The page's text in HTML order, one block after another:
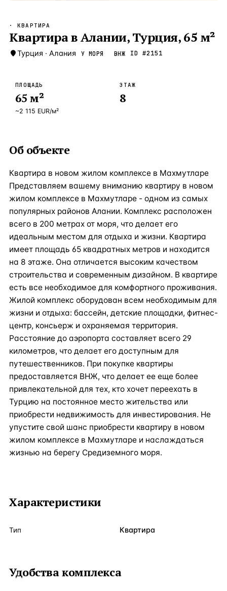
Новороссийск — Локация Россия · 2
Стамбул —Локация
ЧАСТО ИЩУТ
Турция Россия
· КВАРТИРА
Квартира в Алании, Турция, 65 м²
Турция · Алания У МОРЯ ВНЖ ID #2151
ПЛОЩАДЬ
65 м²
~2 115 EUR/м²
ЭТАЖ
8
Об объекте
Квартира в новом жилом комплексе в Махмутларе
Представляем вашему вниманию квартиру в новом
жилом комплексе в Махмутларе - одном из самых
популярных районов Алании. Комплекс расположен
всего в 200 метрах от моря, что делает его
идеальным местом для отдыха и жизни. Квартира
имеет площадь 65 квадратных метров и находится
на 8 этаже. Она отличается высоким качеством
строительства и современным дизайном. В квартире
есть все необходимое для комфортного проживания.
Жилой комплекс оборудован всем необходимым для
жизни и отдыха: бассейн, детские площадки, фитнес-
центр, консьерж и охраняемая территория.
Расстояние до аэропорта составляет всего 29
километров, что делает его доступным для
путешественников. При покупке квартиры
предоставляется ВНЖ, что делает ее еще более
привлекательной для тех, кто хочет переехать в
Турцию на постоянное место жительства или
приобрести недвижимость для инвестирования. Не
упустите свой шанс приобрести квартиру в новом
жилом комплексе в Махмутларе и наслаждаться
жизнью на берегу Средиземного моря.
Характеристики
Тип Квартира
Удобства комплекса